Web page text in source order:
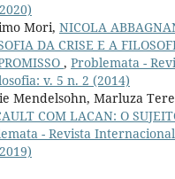
Mori, NICOLA
DA CRISE E A
, Problemata -
v. 5 n. 2 (2014)
Mendelsohn, Marluza
COM LACAN: O
- Revista